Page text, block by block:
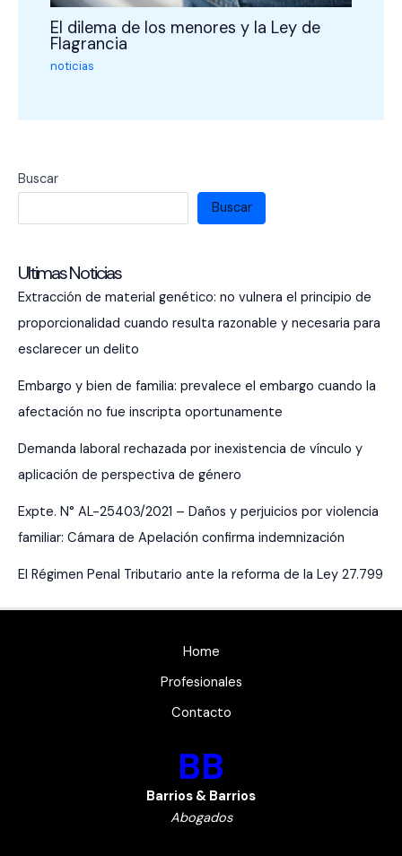
El dilema de los menores y la Ley de
Flagrancia
noticias
Buscar
Buscar
Ultimas Noticias
Extracción de material genético: no vulnera el principio de
proporcionalidad cuando resulta razonable y necesaria para
esclarecer un delito
Embargo y bien de familia: prevalece el embargo cuando la
afectación no fue inscripta oportunamente
Demanda laboral rechazada por inexistencia de vínculo y
aplicación de perspectiva de género
Expte. N° AL-25403/2021 – Daños y perjuicios por violencia
familiar: Cámara de Apelación confirma indemnización
El Régimen Penal Tributario ante la reforma de la Ley 27.799
Home
Profesionales
Contacto
BB
Barrios & Barrios
Abogados